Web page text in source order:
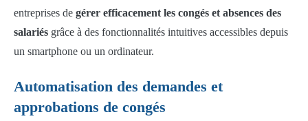
entreprises de gérer efficacement les congés et absences des
salariés grâce à des fonctionnalités intuitives accessibles depuis
un smartphone ou un ordinateur.
Automatisation des demandes et
approbations de congés